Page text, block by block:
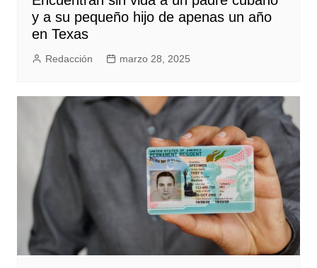
y a su pequeño hijo de apenas un año
en Texas
Redacción marzo 28, 2025